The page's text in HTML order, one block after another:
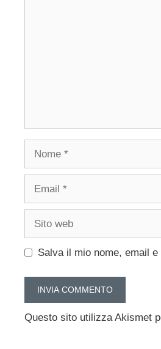
Nome
Email
Sito
Salva il mio nome, email
Questo sito utilizza Akismet